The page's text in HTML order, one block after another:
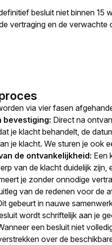
besluit niet binnen 15
vertraging en de verwachte
via vier fasen
bevestiging: Direct na
je klacht behandelt, de
je klacht. We sturen je ook
de ontvankelijkheid: Een
van de klacht duidelijk
je zonder onnodige
van de redenen voor de
gebeurt in nauwe
wordt schriftelijk aan je
een besluit niet
over de